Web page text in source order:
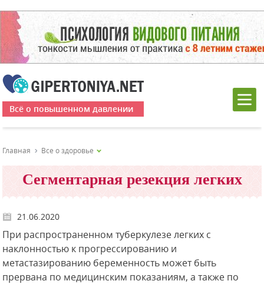
Всё о повышенном давлении
Главная Все о здоровье
Сегментарная резекция легких
21.06.2020
При распространенном туберкулезе легких с
наклонностью к прогрессированию и
метастазированию беременность может быть
прервана по медицинским показаниям, а также по